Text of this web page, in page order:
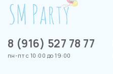
8 (916) 527 78 77
пн-пт с 10:00 до 19:00